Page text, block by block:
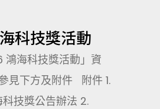
科技獎活動
鴻海科技獎活動」資
見下方及附件 附件 1.
技獎公告辦法 2.